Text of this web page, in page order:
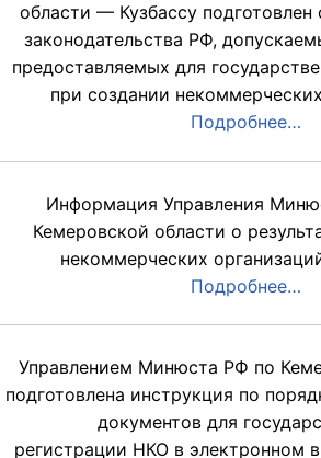
области — Кузбассу
законодательства РФ,
предоставляемых для
при создании
Подробнее…
Информация Управления
Кемеровской области о
некоммерческих
Подробнее…
Управлением Минюста РФ по
подготовлена инструкция по
документов для
регистрации НКО в электронном